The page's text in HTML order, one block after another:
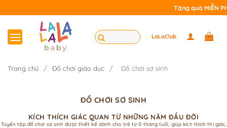
qua
nội
dung
Tặng quà MIỄN PHÍ
Tìm
kiếm:
LaLaClub
Trang chủ / Đồ chơi giáo dục / Đồ chơi sơ sinh
ĐỒ CHƠI SƠ SINH
KÍCH THÍCH GIÁC QUAN TỪ NHỮNG NĂM ĐẦU ĐỜI
Tuyển tập đồ chơi sơ sinh được thiết kế dành cho trẻ từ 0 tháng tuổi, giúp kích thích thị giác,